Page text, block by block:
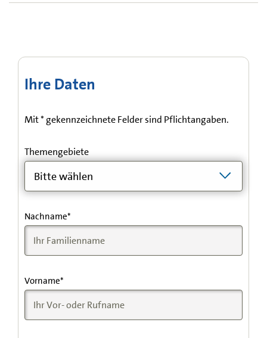
Ihre Daten
Mit * gekennzeichnete Felder sind Pflichtangaben.
Themengebiete
Nachname*
Vorname*